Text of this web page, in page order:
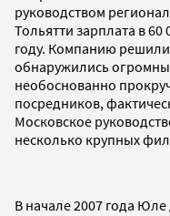
руководством
Тольятти зарплата в
году. Компанию решили
обнаружились
необоснованно
посредников,
Московское
несколько крупных
В начале 2007 года